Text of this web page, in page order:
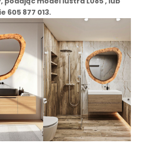
605 877 013.